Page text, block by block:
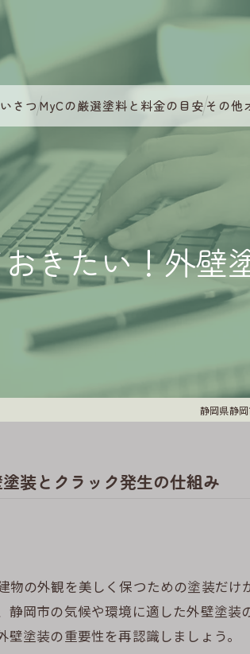
さつ MyCの厳選塗料と料金の目安その他
きたい！外壁
静岡県静
装とクラック発生の仕組み
物の外観を美しく保つための塗装だ
静岡市の気候や環境に適した外壁塗
塗装の重要性を再認識しましょう。